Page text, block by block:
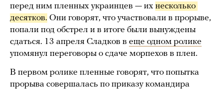
перед ним пленных украинцев — их несколько
десятков. Они говорят, что участвовали в прорыве,
попали под обстрел и в итоге были вынуждены
сдаться. 13 апреля Сладков в еще одном ролике
упомянул переговоры о сдаче морпехов в плен.
В первом ролике пленные говорят, что попытка
прорыва совершалась по приказу командира